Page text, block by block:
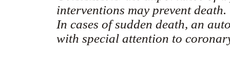
interventions may prevent
In cases of sudden death, an
with special attention to